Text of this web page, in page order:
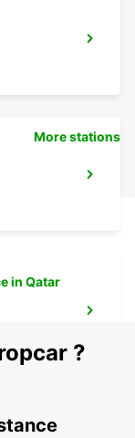
More stations
in Qatar
?